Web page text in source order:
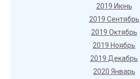
2019 Июнь
2019 Сентябрь
2019 Октябрь
2019 Ноябрь
2019 Декабрь
2020 Январь